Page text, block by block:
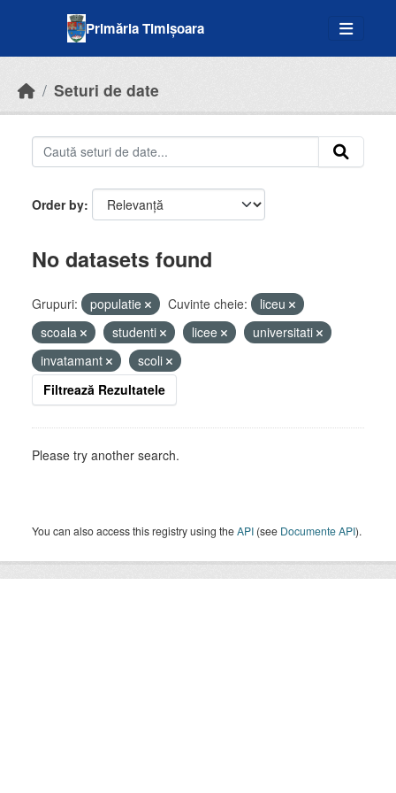
Primăria Timișoara
Seturi de date
Order by
No datasets found
Grupuri: populatie Cuvinte cheie:
liceu
scoala
studenti licee
universitati
invatamant
scoli
Filtrează Rezultatele
Please try another search.
You can also access this registry using theAPI (see Documente API).